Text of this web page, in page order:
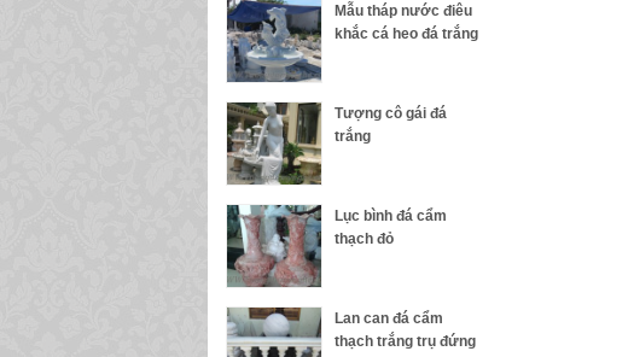
Mẫu tháp nước điêu
khắc cá heo đá trắng
Tượng cô gái đá
trắng
Lục bình đá cẩm
thạch đỏ
Lan can đá cẩm
thạch trắng trụ đứng